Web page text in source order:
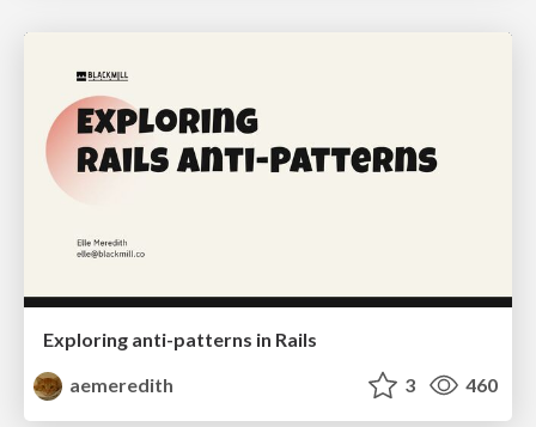
Exploring anti-patterns in Rails
aemeredith
3 460